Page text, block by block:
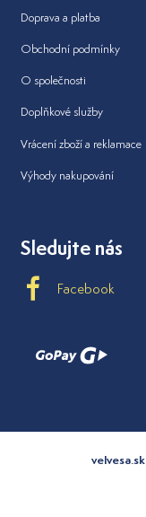
Doprava a platba
Obchodní podmínky
O společnosti
Doplňkové služby
Vrácení zboží a reklamace
Výhody nakupování
Sledujte nás
Facebook
velvesa.sk